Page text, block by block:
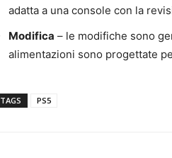
adatta a una console con la
Modifica – le modifiche sono
alimentazioni sono progettate
TAGS PS5